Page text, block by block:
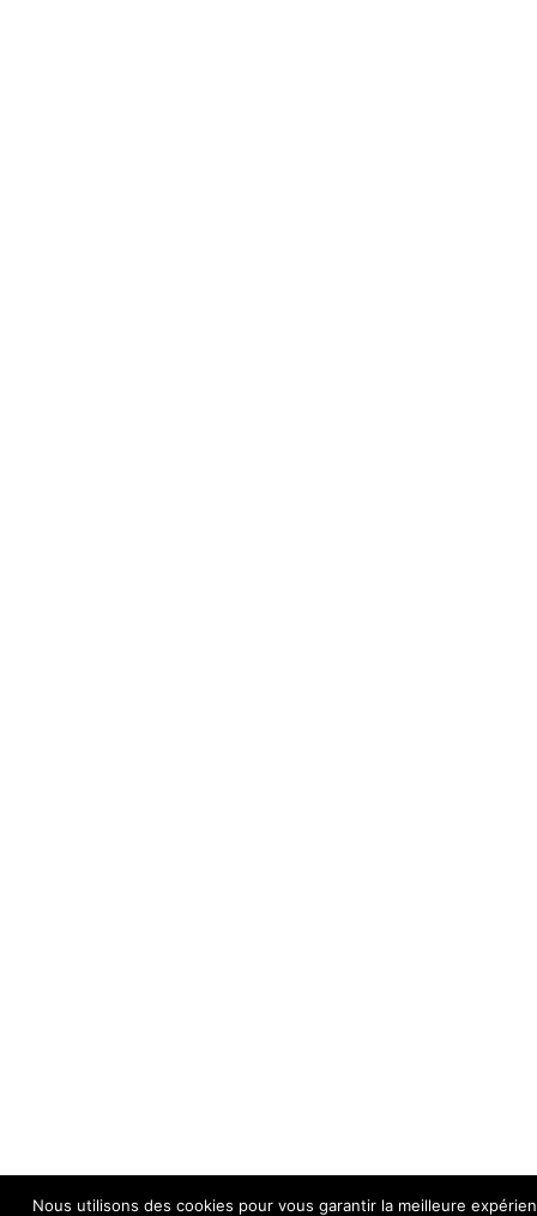
Nous utilisons des cookies pour vous garantir la meilleure